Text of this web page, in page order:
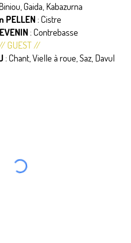
Gaida, Kabazurna
PELLEN : Cistre
: Contrebasse
GUEST //
: Chant, Vielle à roue, Saz, Davul